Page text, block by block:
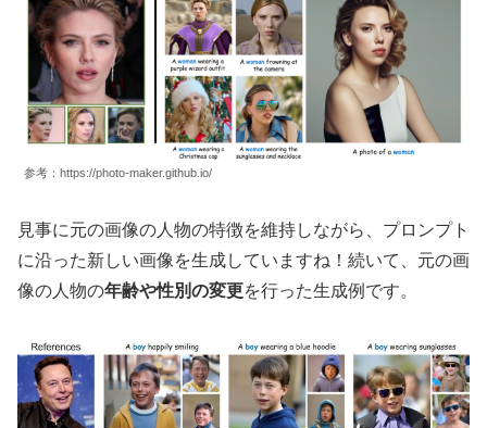
参考：https://photo-maker.github.io/
見事に元の画像の人物の特徴を維持しながら、プロンプト
に沿った新しい画像を生成していますね！続いて、元の画
像の人物の年齢や性別の変更を行った生成例です。